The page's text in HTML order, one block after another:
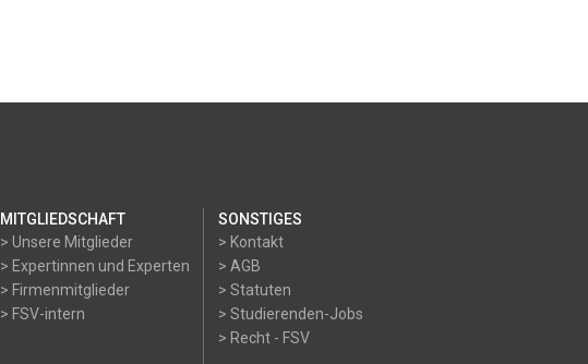
MITGLIEDSCHAFT
> Unsere Mitglieder
> Expertinnen und Experten
> Firmenmitglieder
> FSV-intern
SONSTIGES
> Kontakt
> AGB
> Statuten
> Studierenden-Jobs
> Recht - FSV